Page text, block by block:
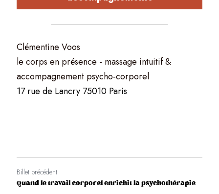
Clémentine Voos
le corps en présence - massage intuitif &
accompagnement psycho-corporel
17 rue de Lancry 75010 Paris
Billet précédent
Quand le travail corporel enrichit la psychothérapie